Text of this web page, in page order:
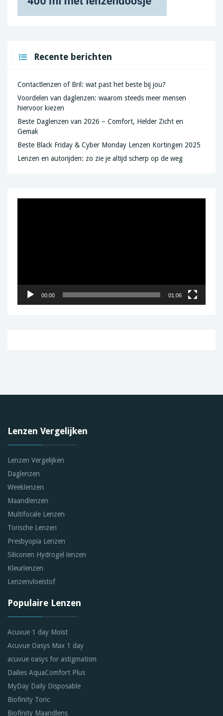
Recente berichten
Contactlenzen of Bril: wat past het beste bij jou?
Voordelen van daglenzen: waarom steeds meer mensen
hiervoor kiezen
Beste Daglenzen van 2026 – Comfort, Helder Zicht en
Gemak
Beste Black Friday & Cyber Monday Lenzen Kortingen 2025
Lenzen en autorijden: zo zie je altijd scherp op de weg
00:00 01:06
Lenzen Vergelijken
Lenzen Vergelijken
Daglenzen
Weeklenzen
Maandlenzen
Multifocale Lenzen
Torische Lenzen
Presbyopia Lenzen
Siliconen Hydrogel lenzen
Kleurlenzen
Lenzenvloeistof
Populaire Lenzen
Acuvue 1 day Moist
Acuvue Oasys Max 1 day
acuvue oasys for astigmatism
Dailies AquaComfort Plus
MyDay Daily Disposable
Biofinity Toric
Biofinity Maandlens